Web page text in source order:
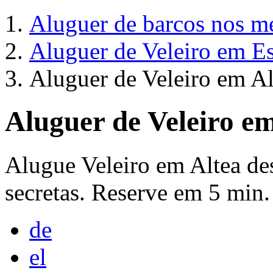
Aluguer de barcos nos
Aluguer de Veleiro em
Aluguer de Veleiro em
Aluguer de Veleiro
Alugue Veleiro em Altea
secretas. Reserve em 5
de
el